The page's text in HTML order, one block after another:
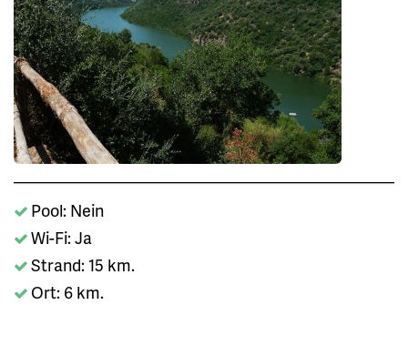
Pool: Nein
Wi-Fi: Ja
Strand: 15 km.
Ort: 6 km.